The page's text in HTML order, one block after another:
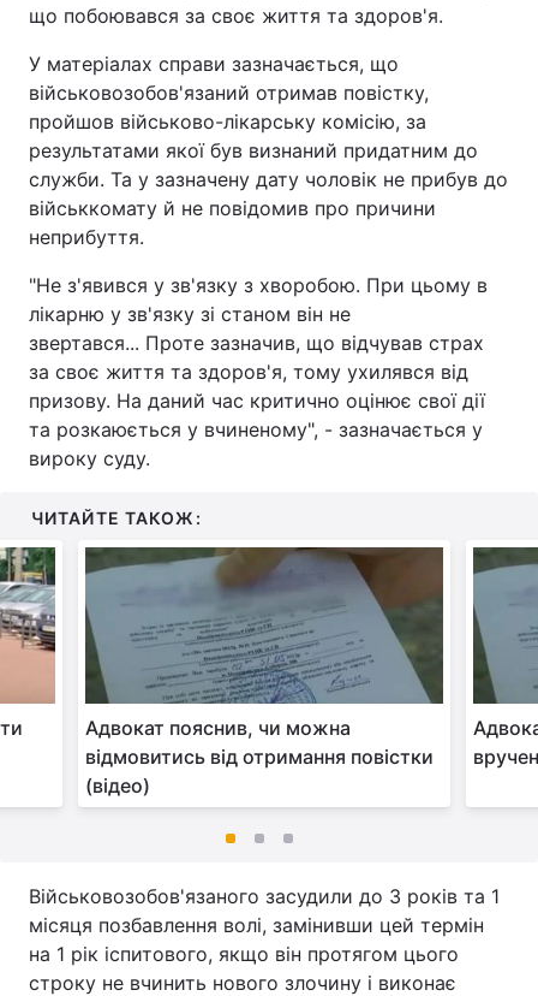
що побоювався за своє життя та здоров'я.
У матеріалах справи зазначається, що
військовозобов'язаний отримав повістку,
пройшов військово-лікарську комісію, за
результатами якої був визнаний придатним до
служби. Та у зазначену дату чоловік не прибув до
військкомату й не повідомив про причини
неприбуття.
"Не з'явився у зв'язку з хворобою. При цьому в
лікарню у зв'язку зі станом він не
звертався... Проте зазначив, що відчував страх
за своє життя та здоров'я, тому ухилявся від
призову. На даний час критично оцінює свої дії
та розкаюється у вчиненому", - зазначається у
вироку суду.
ЧИТАЙТЕ ТАКОЖ:
Адвокат пояснив, чи можна
відмовитись від отримання повістки
(відео)
Військовозобов'язаного засудили до 3 років та 1
місяця позбавлення волі, замінивши цей термін
на 1 рік іспитового, якщо він протягом цього
строку не вчинить нового злочину і виконає